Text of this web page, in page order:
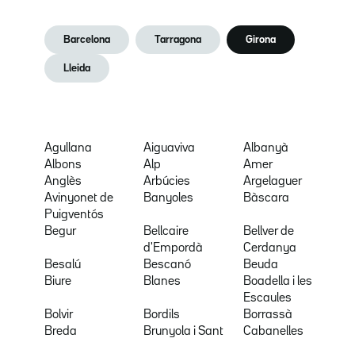
Barcelona Tarragona Girona
Lleida
Agullana Aiguaviva
Albanyà
Albons
Alp
Amer
Anglès
Arbúcies
Argelaguer
Avinyonet de
Puigventós
Banyoles Bàscara
Begur
Bellcaire
d'Empordà
Bellver de
Cerdanya
Besalú
Bescanó
Beuda
Biure
Blanes
Boadella i les
Escaules
Bolvir
Bordils
Borrassà
Breda
Brunyola i Sant
Cabanelles